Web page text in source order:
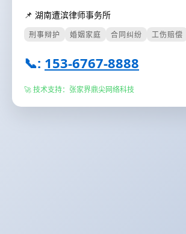
📌 湖南遭滨律师事务所
刑事辩护 婚姻家庭 合同纠纷 工伤赔偿
📞: 153-6767-8888
🚀 技术支持： 张家界鼎尖网络科技